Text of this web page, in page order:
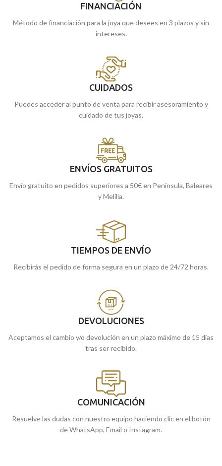
FINANCIACIÓN
Método de financiación para la joya que desees en 3 plazos y sin
intereses.
CUIDADOS
Puedes acceder al punto de venta para recibir asesoramiento y
cuidado de tus joyas.
ENVÍOS GRATUITOS
Envío gratuito en pedidos superiores a 50€ en Península, Baleares
y Melilla.
TIEMPOS DE ENVÍO
Recibirás el pedido de forma segura en un plazo de 24/72 horas.
DEVOLUCIONES
Aceptamos el cambio y/o devolución en un plazo máximo de 15 días
tras ser recibido.
COMUNICACIÓN
Resuelve las dudas con nuestro equipo haciendo clic en el botón
de WhatsApp, Email o Instagram.